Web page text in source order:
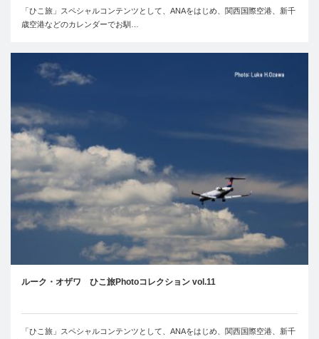
「ひこ旅」スペシャルコンテンツとして、ANAをはじめ、関西国際空港、新千
歳空港などのカレンダーでお馴…
ルーク・オザワ ひこ旅Photoコレクション vol.11
「ひこ旅」スペシャルコンテンツとして、ANAをはじめ、関西国際空港、新千